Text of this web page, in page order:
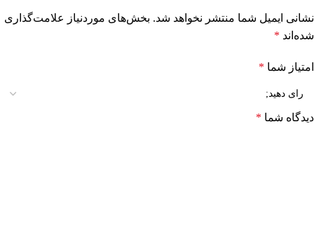
نشانی ایمیل شما منتشر نخواهد شد. بخش‌های موردنیاز علامت‌گذاری
شده‌اند *
امتیاز شما *
دیدگاه شما *